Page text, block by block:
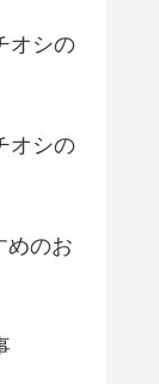
オシの
オシの
めのお